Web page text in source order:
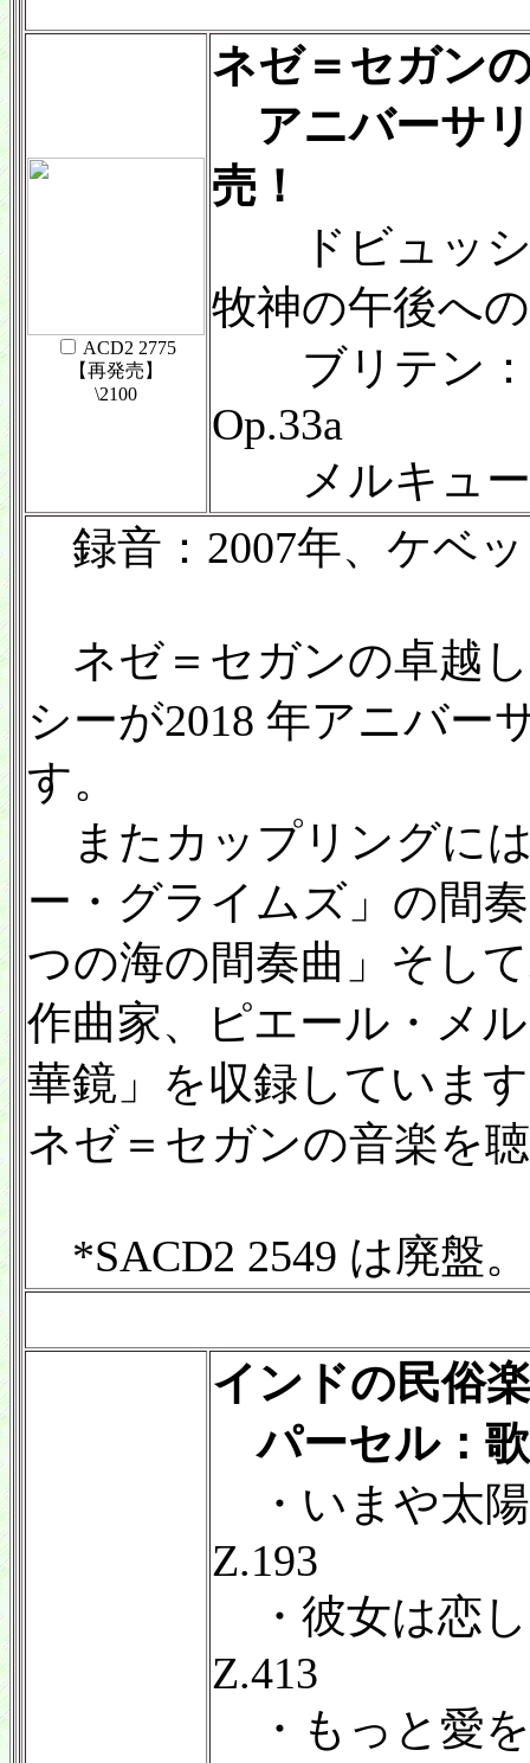
ACD2 2775
【再発売】
\2100
ネゼ＝セガン
アニバーサ
売！
ドビュッシ
牧神の午後へ
ブリテン：
Op.33a
メルキュー
録音：2007年、ケベ
ネゼ＝セガンの卓越
シーが2018 年アニバー
す。
またカップリングに
ー・グライムズ」の間
つの海の間奏曲」そし
作曲家、ピエール・メ
華鏡」を収録していま
ネゼ＝セガンの音楽を
*SACD2 2549 は廃盤。
インドの民俗
パーセル：
・いまや太
Z.193
・彼女は恋
Z.413
・もっと愛